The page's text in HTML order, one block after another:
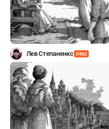
Лев Степаненко PRO